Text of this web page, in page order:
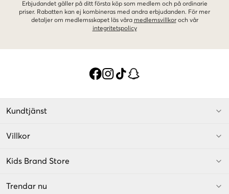
Erbjudandet gäller på ditt första köp som medlem och på ordinarie
priser. Rabatten kan ej kombineras med andra erbjudanden. För mer
detaljer om medlemsskapet läs våra medlemsvillkor och vår
integritetspolicy
Kundtjänst
Villkor
Kids Brand Store
Trendar nu